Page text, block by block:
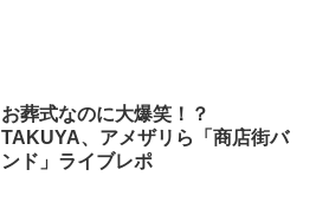
お葬式なのに大爆笑！？
TAKUYA、アメザリら「商店街バ
ンド」ライブレポ